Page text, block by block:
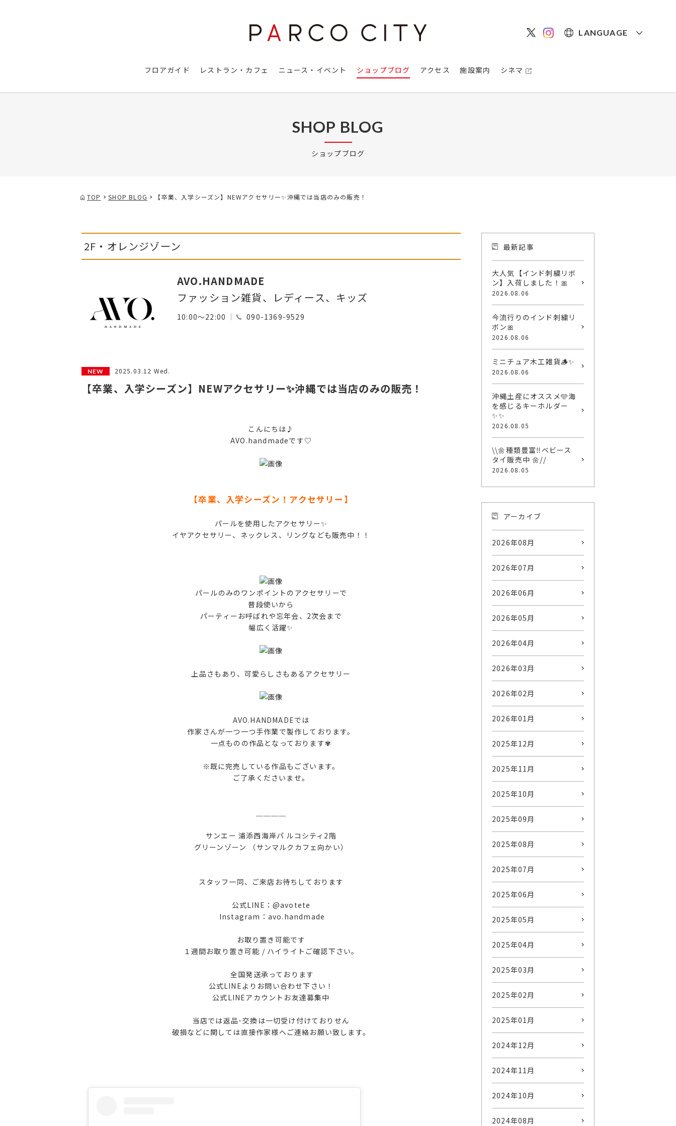
LANGUAGE
フロアガイド レストラン・カフェ ニュース・イベント ショップブログ アクセス 施設案内 シネマ
SHOP BLOG
ショップブログ
TOP SHOP BLOG 【卒業、入学シーズン】NEWアクセサリー✨沖縄では当店のみの販売！
2F・オレンジゾーン
AVO.HANDMADE
ファッション雑貨、レディース、キッズ
10:00～22:00 090-1369-9529
2025.03.12 Wed.
【卒業、入学シーズン】NEWアクセサリー✨沖縄では当店のみの販売！
こんにちは♪
AVO.handmadeです♡
【卒業、入学シーズン！アクセサリー】
パールを使用したアクセサリー✨
イヤアクセサリー、ネックレス、リングなども販売中！！
パールのみのワンポイントのアクセサリーで
普段使いから
パーティーお呼ばれや忘年会、2次会まで
幅広く活躍✨
上品さもあり、可愛らしさもあるアクセサリー
AVO.HANDMADEでは
作家さんが一つ一つ手作業で製作しております。
一点ものの作品となっております✾
※既に完売している作品もございます。
ご了承くださいませ。
サンエー 浦添西海岸パ ルコシティ2階
グリーンゾーン （サンマルクカフェ向かい）
スタッフ一同、ご来店お待ちしております
公式LINE：@avotete
Instagram：avo.handmade
お取り置き可能です
１週間お取り置き可能 / ハイライトご確認下さい‪。
全国発送承っております
公式LINEよりお問い合わせ下さい！
公式LINEアカウントお友達募集中
当店では返品･交換は一切受け付けておりせん
破損などに関しては直接作家様へご連絡お願い致します。
最新記事
大人気【インド刺繍リボ
ン】入荷しました！🎀
2026.08.06
今流行りのインド刺繍リ
ボン🎀
2026.08.06
ミニチュア木工雑貨🪵✨
2026.08.06
沖縄土産にオススメ🩵海
を感じるキーホルダー
✨✨
2026.08.05
\\🌼種類豊富‼︎ベビース
タイ販売中 🌼//
2026.08.05
アーカイブ
2026年08月
2026年07月
2026年06月
2026年05月
2026年04月
2026年03月
2026年02月
2026年01月
2025年12月
2025年11月
2025年10月
2025年09月
2025年08月
2025年07月
2025年06月
2025年05月
2025年04月
2025年03月
2025年02月
2025年01月
2024年12月
2024年11月
2024年10月
2024年08月